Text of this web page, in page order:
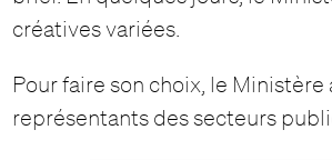
créatives variées.
Pour faire son choix, le
représentants des secteurs